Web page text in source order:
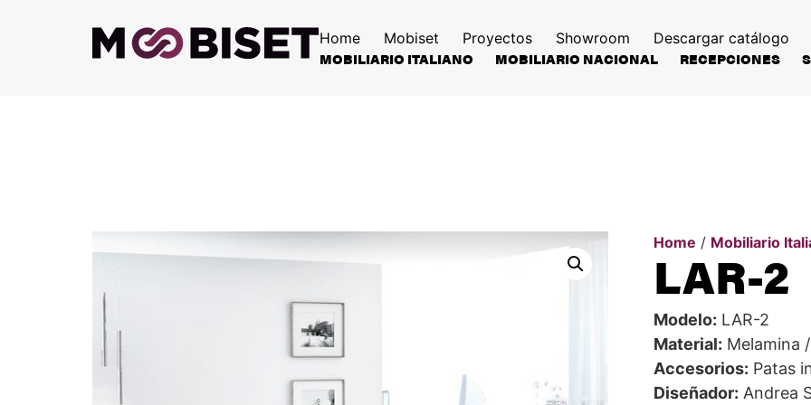
Home Mobiset Proyectos Showroom Descargar catálogo
MOBILIARIO ITALIANO MOBILIARIO NACIONAL RECEPCIONES
Home / Mobiliario
LAR-2
Modelo: LAR-2
Material: Melamina
Accesorios: Patas
Diseñador: Andrea